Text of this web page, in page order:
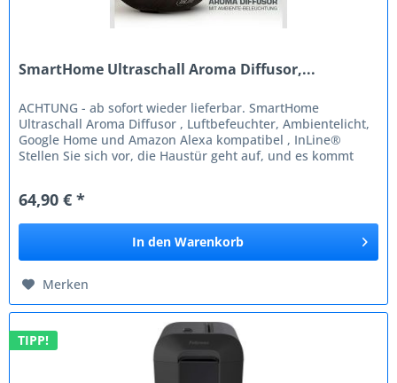
SmartHome Ultraschall Aroma Diffusor,...
ACHTUNG - ab sofort wieder lieferbar. SmartHome
Ultraschall Aroma Diffusor , Luftbefeuchter, Ambientelicht,
Google Home und Amazon Alexa kompatibel , InLine®
Stellen Sie sich vor, die Haustür geht auf, und es kommt
64,90 € *
In den Warenkorb
Merken
TIPP!